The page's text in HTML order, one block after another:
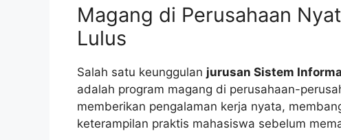
Magang di Perusahaan
Lulus
Salah satu keunggulan jurusan Sistem
adalah program magang di perusahaan-
memberikan pengalaman kerja nyata,
keterampilan praktis mahasiswa sebelum